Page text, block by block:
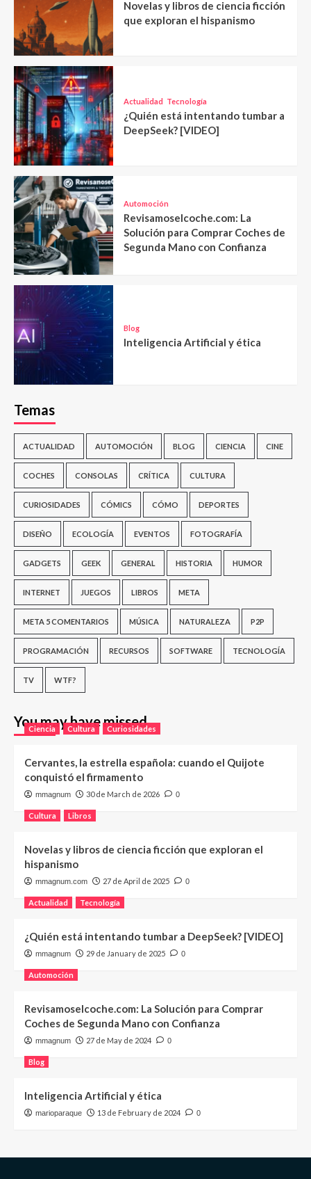
Novelas y libros de ciencia ficción
que exploran el hispanismo
Actualidad Tecnología
¿Quién está intentando tumbar a
DeepSeek? [VIDEO]
Automoción
Revisamoselcoche.com: La
Solución para Comprar Coches de
Segunda Mano con Confianza
Blog
Inteligencia Artificial y ética
Temas
ACTUALIDAD AUTOMOCIÓN BLOG CIENCIA CINE
COCHES CONSOLAS CRÍTICA CULTURA
CURIOSIDADES CÓMICS CÓMO DEPORTES
DISEÑO ECOLOGÍA EVENTOS FOTOGRAFÍA
GADGETS GEEK GENERAL HISTORIA HUMOR
INTERNET JUEGOS LIBROS META
META 5 COMENTARIOS MÚSICA NATURALEZA P2P
PROGRAMACIÓN RECURSOS SOFTWARE TECNOLOGÍA
TV WTF?
You may have missed
Ciencia Cultura Curiosidades
Cervantes, la estrella española: cuando el Quijote
conquistó el firmamento
mmagnum 30 de March de 2026 0
Cultura Libros
Novelas y libros de ciencia ficción que exploran el
hispanismo
mmagnum.com 27 de April de 2025 0
Actualidad Tecnología
¿Quién está intentando tumbar a DeepSeek? [VIDEO]
mmagnum 29 de January de 2025 0
Automoción
Revisamoselcoche.com: La Solución para Comprar
Coches de Segunda Mano con Confianza
mmagnum 27 de May de 2024 0
Blog
Inteligencia Artificial y ética
marioparaque 13 de February de 2024 0